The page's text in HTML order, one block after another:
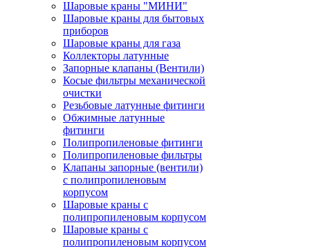
Шаровые краны "МИНИ"
Шаровые краны для бытовых
приборов
Шаровые краны для газа
Коллекторы латунные
Запорные клапаны (Вентили)
Косые фильтры механической
очистки
Резьбовые латунные фитинги
Обжимные латунные
фитинги
Полипропиленовые фитинги
Полипропиленовые фильтры
Клапаны запорные (вентили)
с полипропиленовым
корпусом
Шаровые краны с
полипропиленовым корпусом
Шаровые краны с
полипропиленовым корпусом